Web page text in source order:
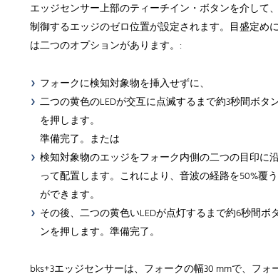
エッジセンサー上部のティーチイン・ボタンを介して、
制御するエッジのゼロ位置が設定されます。目盛定めに
は二つのオプションがあります。:
フォークに検知対象物を挿入せずに、
二つの黄色のLEDが交互に点滅するまで約3秒間ボタ
を押します。
準備完了。または
検知対象物のエッジをフォーク内側の二つの目印に
って配置します。これにより、音波の経路を50%覆う
ができます。
その後、二つの黄色いLEDが点灯するまで約6秒間ボ
ンを押します。準備完了。
bks+3エッジセンサーは、フォークの幅30 mmで、フォ